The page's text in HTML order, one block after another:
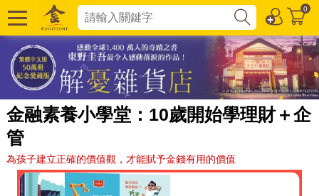
0
金融素養小學堂：10歲開始學理財＋企
管
為孩子建立正確的價值觀，才能賦予金錢有用的價值